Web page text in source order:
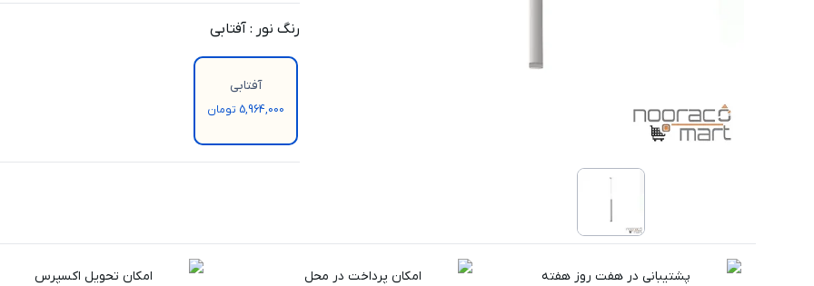
رنگ نور :آفتابی
آفتابی
5,964,000 تومان
پشتیبانی در هفت روز هفته امکان پرداخت در محل امکان تحویل اکسپرس